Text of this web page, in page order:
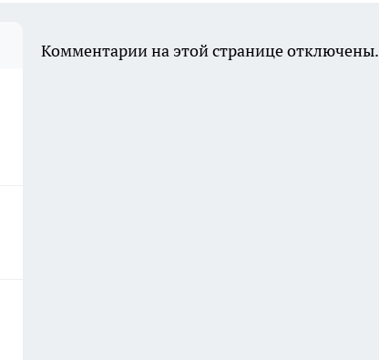
Комментарии на этой странице отключены.